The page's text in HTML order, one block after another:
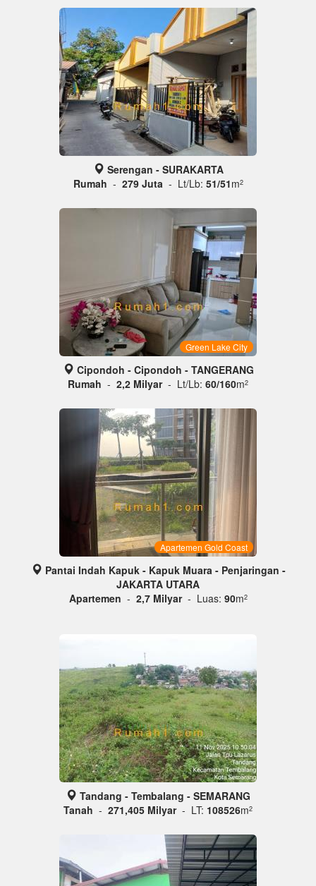
Serengan - SURAKARTA
Rumah - 279 Juta - Lt/Lb: 51/51m2
Green Lake City
Cipondoh - Cipondoh - TANGERANG
Rumah - 2,2 Milyar - Lt/Lb: 60/160m2
Apartemen Gold Coast
Pantai Indah Kapuk - Kapuk Muara - Penjaringan -
JAKARTA UTARA
Apartemen - 2,7 Milyar - Luas: 90m2
Tandang - Tembalang - SEMARANG
Tanah - 271,405 Milyar - LT: 108526m2